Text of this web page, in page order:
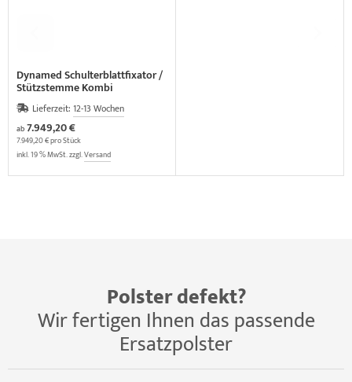
Dynamed Schulterblattfixator /
Stützstemme Kombi
(Polsterfarbe & Versandkosten
auf Anfrage)
Lieferzeit: 12-13 Wochen
ab7.949,20 €
7.949,20 € pro Stück
inkl. 19 % MwSt. zzgl.Versand
Polster defekt?
Wir fertigen Ihnen das passende
Ersatzpolster